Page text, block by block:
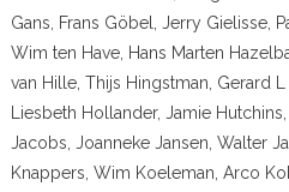
Gans, Frans Göbel, Jerry Gielisse,
Wim ten Have, Hans Marten
van Hille, Thijs Hingstman, Gerard
Liesbeth Hollander, Jamie
Jacobs, Joanneke Jansen, Walter
Knappers, Wim Koeleman, Arco